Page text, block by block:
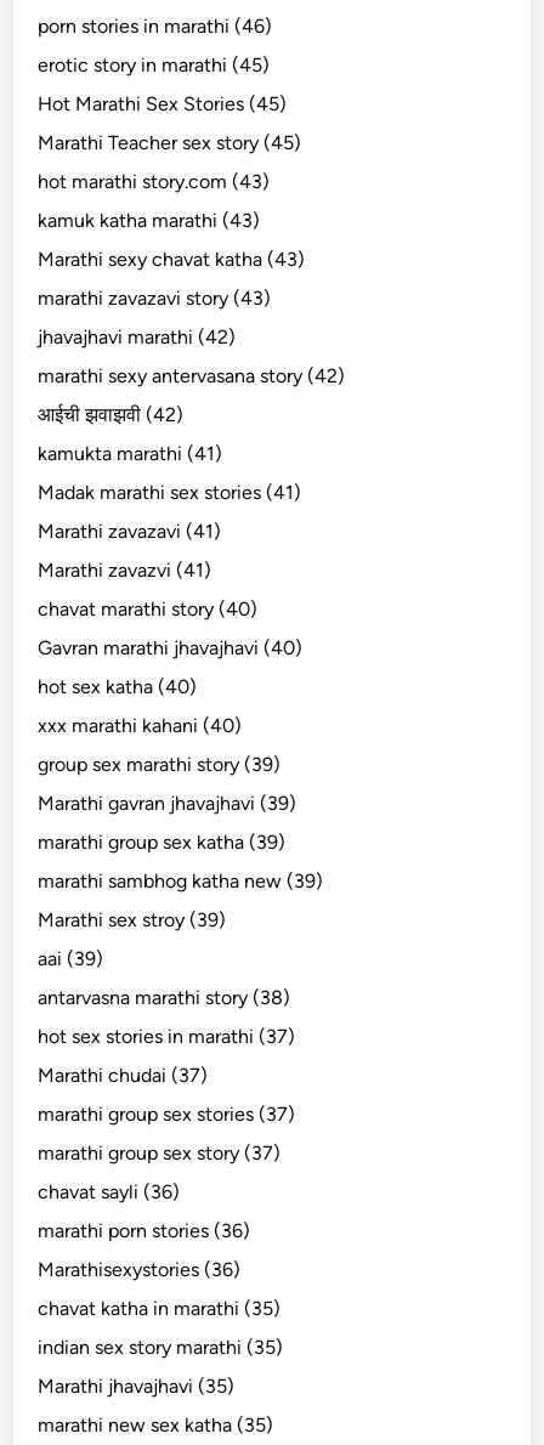
porn stories in marathi (46)
erotic story in marathi (45)
Hot Marathi Sex Stories (45)
Marathi Teacher sex story (45)
hot marathi story.com (43)
kamuk katha marathi (43)
Marathi sexy chavat katha (43)
marathi zavazavi story (43)
jhavajhavi marathi (42)
marathi sexy antervasana story (42)
आईची झवाझवी (42)
kamukta marathi (41)
Madak marathi sex stories (41)
Marathi zavazavi (41)
Marathi zavazvi (41)
chavat marathi story (40)
Gavran marathi jhavajhavi (40)
hot sex katha (40)
xxx marathi kahani (40)
group sex marathi story (39)
Marathi gavran jhavajhavi (39)
marathi group sex katha (39)
marathi sambhog katha new (39)
Marathi sex stroy (39)
aai (39)
antarvasna marathi story (38)
hot sex stories in marathi (37)
Marathi chudai (37)
marathi group sex stories (37)
marathi group sex story (37)
chavat sayli (36)
marathi porn stories (36)
Marathisexystories (36)
chavat katha in marathi (35)
indian sex story marathi (35)
Marathi jhavajhavi (35)
marathi new sex katha (35)